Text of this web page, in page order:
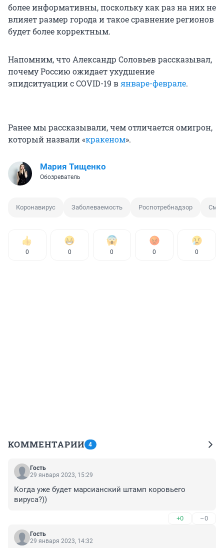
более информативны, поскольку как раз на них не
влияет размер города и такое сравнение регионов
будет более корректным.
Напомним, что Александр Соловьев рассказывал,
почему Россию ожидает ухудшение
эпидситуации с COVID-19 в январе-феврале.
Ранее мы рассказывали, чем отличается омиrрон,
который назвали «кракеном».
Мария Тищенко
Обозреватель
Коронавирус Заболеваемость Роспотребнадзор
0 0 0 0 0
КОММЕНТАРИИ 4
Гость
29 января 2023, 15:29
Когда уже будет марсианский штамп коровьего
вируса?))
+0 –0
Гость
29 января 2023, 14:32